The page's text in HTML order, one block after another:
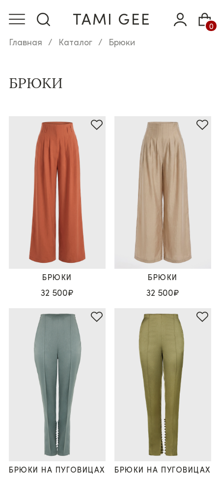
TAMI GEE 0
Главная Каталог Брюки
БРЮКИ
БРЮКИ
32 500₽
БРЮКИ
32 500₽
БРЮКИ НА ПУГОВИЦАХ БРЮКИ НА ПУГОВИЦАХ